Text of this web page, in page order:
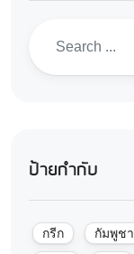
ป้ายกำกับ
กรีก กัมพูชา